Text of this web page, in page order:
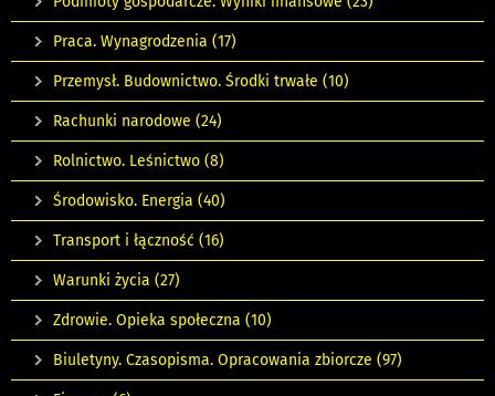
Praca. Wynagrodzenia (17)
Przemysł. Budownictwo. Środki trwałe (10)
Rachunki narodowe (24)
Rolnictwo. Leśnictwo (8)
Środowisko. Energia (40)
Transport i łączność (16)
Warunki życia (27)
Zdrowie. Opieka społeczna (10)
Biuletyny. Czasopisma. Opracowania zbiorcze (97)